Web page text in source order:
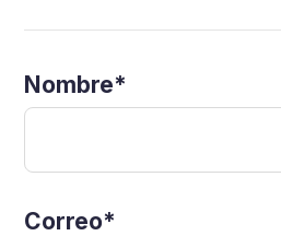
Nombre*
Correo*